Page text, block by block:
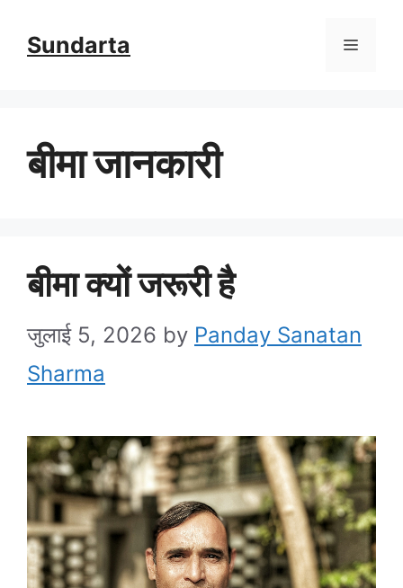
Sundarta Menu
बीमा जानकारी
बीमा क्यों जरूरी है
जुलाई 5, 2026 by Panday Sanatan
Sharma